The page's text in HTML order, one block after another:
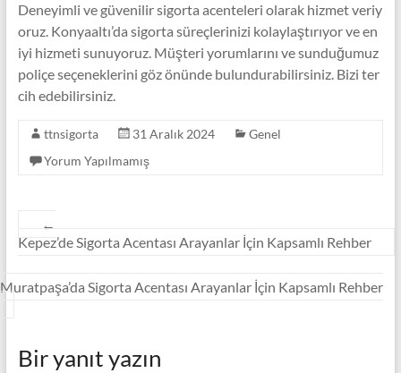
Deneyimli ve güvenilir sigorta acenteleri olarak hizmet veriy
oruz. Konyaaltı’da sigorta süreçlerinizi kolaylaştırıyor ve en
iyi hizmeti sunuyoruz. Müşteri yorumlarını ve sunduğumuz
poliçe seçeneklerini göz önünde bulundurabilirsiniz. Bizi ter
cih edebilirsiniz.
ttnsigorta 31 Aralık 2024
Genel
Yorum Yapılmamış
←
Kepez’de Sigorta Acentası Arayanlar İçin Kapsamlı Rehber
Muratpaşa’da Sigorta Acentası Arayanlar İçin Kapsamlı Rehber
Bir yanıt yazın